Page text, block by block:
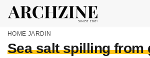
HOME JARDIN
Sea salt spilling from